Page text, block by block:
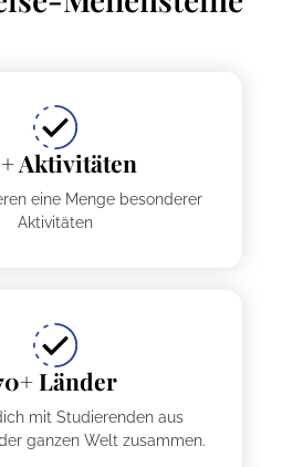
Aktivitäten
eine Menge besonderer
Aktivitäten
Länder
mit Studierenden aus
ganzen Welt zusammen.